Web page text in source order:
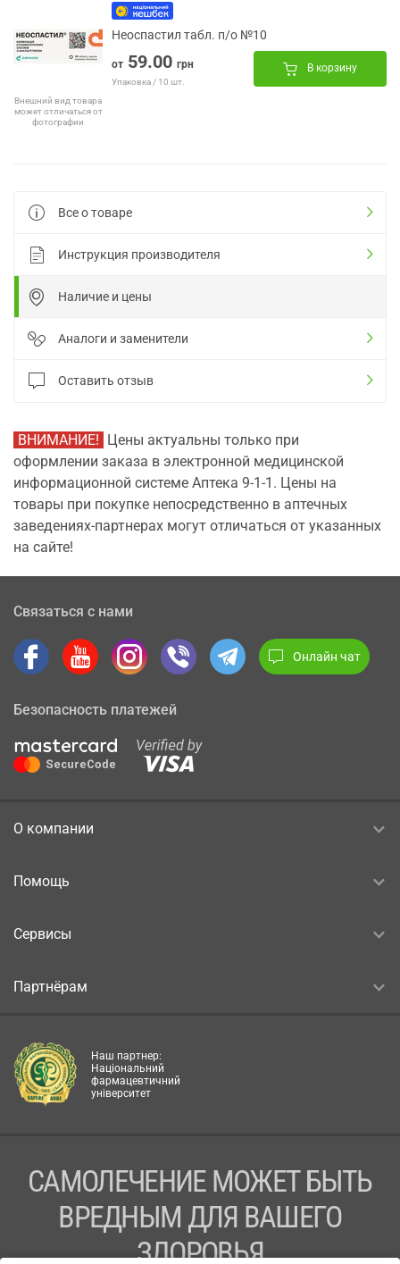
Внешний вид товара
может отличаться от
фотографии
Неоспастил табл. п/о №10
от 59.00 грн
Упаковка / 10 шт.
В корзину
Все о товаре
Инструкция производителя
Наличие и цены
Аналоги и заменители
Оставить отзыв
ВНИМАНИЕ! Цены актуальны только при
оформлении заказа в электронной медицинской
информационной системе Аптека 9-1-1. Цены на
товары при покупке непосредственно в аптечных
заведениях-партнерах могут отличаться от указанных
на сайте!
Связаться с нами
Онлайн чат
Безопасность платежей
О компании
Помощь
Сервисы
Партнёрам
Наш партнер:
Національний
фармацевтичний
університет
САМОЛЕЧЕНИЕ МОЖЕТ БЫТЬ
ВРЕДНЫМ ДЛЯ ВАШЕГО
ЗДОРОВЬЯ